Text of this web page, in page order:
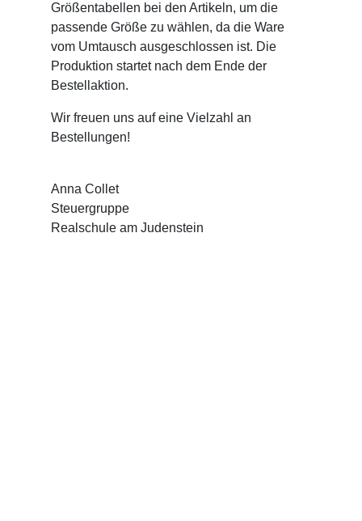
Größentabellen bei den Artikeln, um die
passende Größe zu wählen, da die Ware
vom Umtausch ausgeschlossen ist. Die
Produktion startet nach dem Ende der
Bestellaktion.
Wir freuen uns auf eine Vielzahl an
Bestellungen!
Anna Collet
Steuergruppe
Realschule am Judenstein